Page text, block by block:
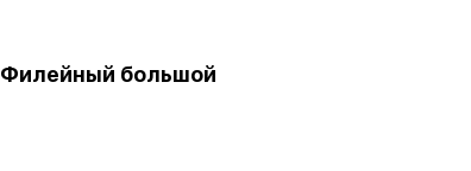
Филейный большой